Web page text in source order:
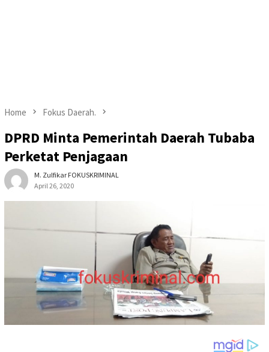
Home Fokus Daerah.
DPRD Minta Pemerintah Daerah Tubaba
Perketat Penjagaan
M. Zulfikar FOKUSKRIMINAL
April 26, 2020